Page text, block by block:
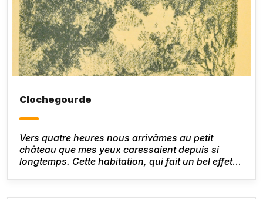
Clochegourde
Vers quatre heures nous arrivâmes au petit
château que mes yeux caressaient depuis si
longtemps. Cette habitation, qui fait un bel effet
terminent la façade exposée au midi s’avance